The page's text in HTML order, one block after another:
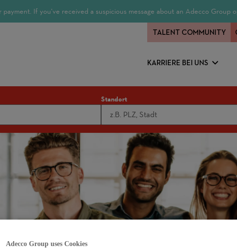
payment. If you’ve received a suspicious message about an Adecco
KARRIERE BEI UNS
TALENT COMMUNITY
Standort
Adecco Group uses Cookies